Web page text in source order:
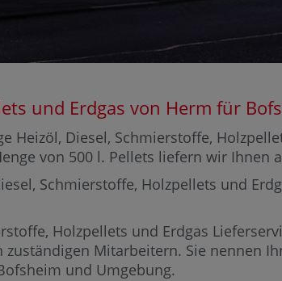
und Erdgas von Herm für
Heizöl, Diesel, Schmierstoffe,
von 500 l. Pellets liefern wir Ihnen
Schmierstoffe, Holzpellets und
Holzpellets und Erdgas
zuständigen Mitarbeitern. Sie nennen
und Umgebung.